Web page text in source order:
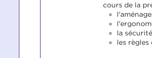
cours de la
la
les règles